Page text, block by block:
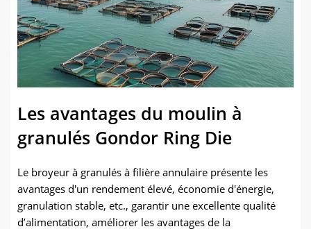
Les avantages du moulin à
granulés Gondor Ring Die
Le broyeur à granulés à filière annulaire présente les
avantages d'un rendement élevé, économie d'énergie,
granulation stable, etc., garantir une excellente qualité
d’alimentation, améliorer les avantages de la